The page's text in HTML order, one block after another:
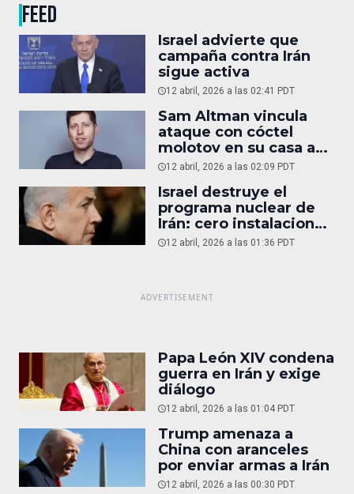
FEED
Israel advierte que
campaña contra Irán
sigue activa
12 abril, 2026 a las 02:41 PDT
Sam Altman vincula
ataque con cóctel
molotov en su casa a
reportaje
12 abril, 2026 a las 02:09 PDT
Israel destruye el
programa nuclear de
Irán: cero instalaciones
operativas
12 abril, 2026 a las 01:36 PDT
Papa León XIV condena
guerra en Irán y exige
diálogo
12 abril, 2026 a las 01:04 PDT
Trump amenaza a
China con aranceles
por enviar armas a Irán
12 abril, 2026 a las 00:30 PDT